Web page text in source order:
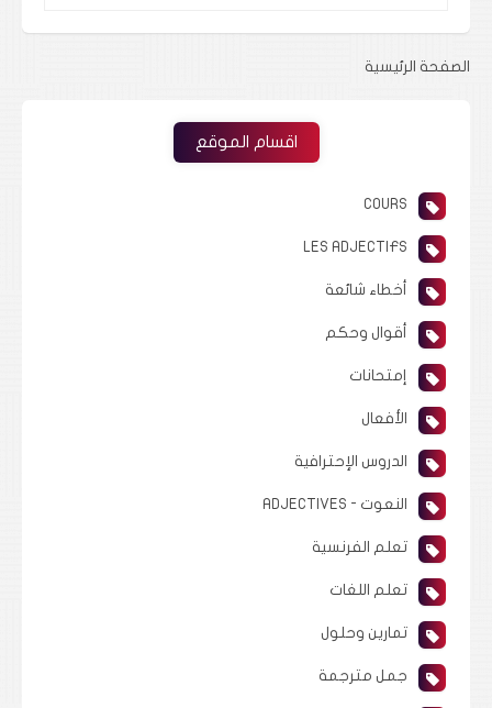
الصفحة الرئيسية
اقسام الموقع
COURS
LES ADJECTIFS
أخطاء شائعة
أقوال وحكم
إمتحانات
الأفعال
الدروس الإحترافية
النعوت - ADJECTIVES
تعلم الفرنسية
تعلم اللغات
تمارين وحلول
جمل مترجمة